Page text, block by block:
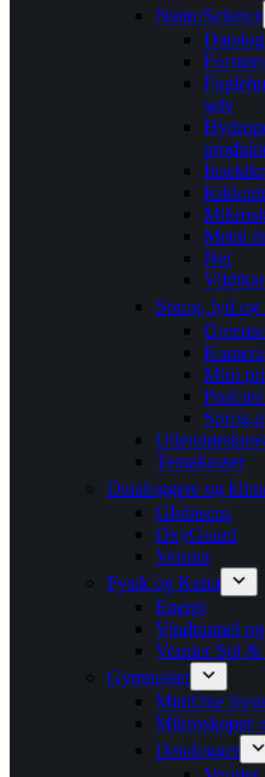
Natur/Science
selv
Metal
Net
Sprog, lyd
Kamera
Mini
Temakasser
Dataloggere og
Globisens
OxyGuard
Vernier
Fysik og Kemi
Energi
Vindtunnel
Vernier Sol &
Gymnasier
MiniOne
Mikroskoper
Datalogger